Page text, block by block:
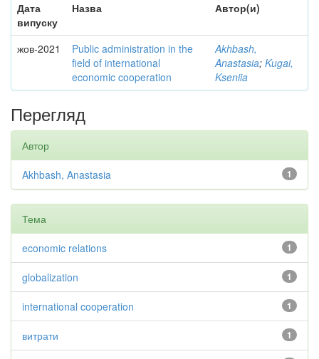
Дата
випуску
Назва Автор(и)
жов-2021
Public administration in the
field of international
economic cooperation
Akhbash,
Anastasia; Kugai,
Kseniia
Перегляд
Автор
1
Akhbash, Anastasia
Тема
1
economic relations
1
globalization
1
international cooperation
1
витрати